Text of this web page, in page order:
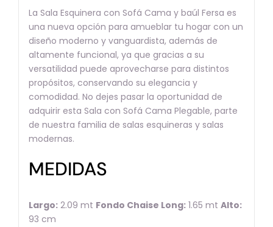
La Sala Esquinera con Sofá Cama y baúl Fersa es
una nueva opción para amueblar tu hogar con un
diseño moderno y vanguardista, además de
altamente funcional, ya que gracias a su
versatilidad puede aprovecharse para distintos
propósitos, conservando su elegancia y
comodidad. No dejes pasar la oportunidad de
adquirir esta Sala con Sofá Cama Plegable, parte
de nuestra familia de salas esquineras y salas
modernas.
MEDIDAS
Largo:2.09 mt Fondo Chaise Long:1.65 mt Alto:
93 cm